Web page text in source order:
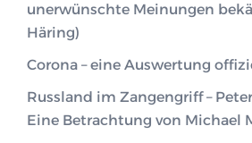
unerwünschte Meinungen
Häring)
Corona – eine Auswertung
Russland im Zangengriff –
Eine Betrachtung von Michael